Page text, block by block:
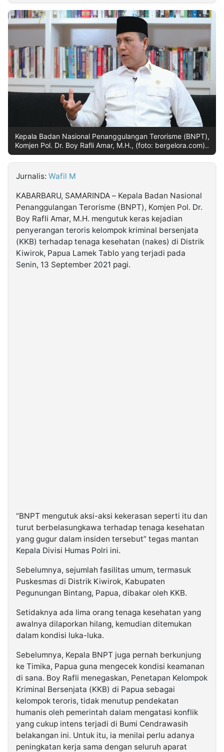
INDONESIA
Partner
Insight
NTB
Suara
Time
Lens
IDN
Daily
Jogja
Jalan
Rakyat
Idealita
News
Kita
Notice
Dinamikapost.com
Radar
Baru
Seedbacklink
Kabarbaru.co
2026
Kepala Badan Nasional Penanggulangan Terorisme (BNPT),
Komjen Pol. Dr. Boy Rafli Amar, M.H., (foto: bergelora.com)..
Jurnalis: Wafil M
KABARBARU, SAMARINDA – Kepala Badan Nasional
Penanggulangan Terorisme (BNPT), Komjen Pol. Dr.
Boy Rafli Amar, M.H. mengutuk keras kejadian
penyerangan teroris kelompok kriminal bersenjata
(KKB) terhadap tenaga kesehatan (nakes) di Distrik
Kiwirok, Papua Lamek Tablo yang terjadi pada
Senin, 13 September 2021 pagi.
“BNPT mengutuk aksi-aksi kekerasan seperti itu dan
turut berbelasungkawa terhadap tenaga kesehatan
yang gugur dalam insiden tersebut” tegas mantan
Kepala Divisi Humas Polri ini.
Sebelumnya, sejumlah fasilitas umum, termasuk
Puskesmas di Distrik Kiwirok, Kabupaten
Pegunungan Bintang, Papua, dibakar oleh KKB.
Setidaknya ada lima orang tenaga kesehatan yang
awalnya dilaporkan hilang, kemudian ditemukan
dalam kondisi luka-luka.
Sebelumnya, Kepala BNPT juga pernah berkunjung
ke Timika, Papua guna mengecek kondisi keamanan
di sana. Boy Rafli menegaskan, Penetapan Kelompok
Kriminal Bersenjata (KKB) di Papua sebagai
kelompok teroris, tidak menutup pendekatan
humanis oleh pemerintah dalam mengatasi konflik
yang cukup intens terjadi di Bumi Cendrawasih
belakangan ini. Untuk itu, ia menilai perlu adanya
peningkatan kerja sama dengan seluruh aparat